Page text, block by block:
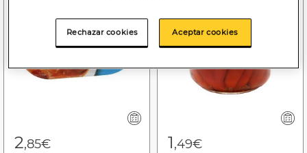
2,85€ 1,49€
Rechazar cookies Aceptar cookies